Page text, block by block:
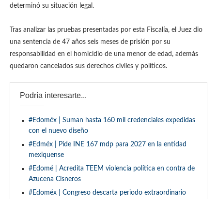
determinó su situación legal.
Tras analizar las pruebas presentadas por esta Fiscalía, el Juez dio
una sentencia de 47 años seis meses de prisión por su
responsabilidad en el homicidio de una menor de edad, además
quedaron cancelados sus derechos civiles y políticos.
Podría interesarte...
#Edoméx | Suman hasta 160 mil credenciales expedidas
con el nuevo diseño
#Edméx | Pide INE 167 mdp para 2027 en la entidad
mexiquense
#Edomé | Acredita TEEM violencia política en contra de
Azucena Cisneros
#Edoméx | Congreso descarta periodo extraordinario